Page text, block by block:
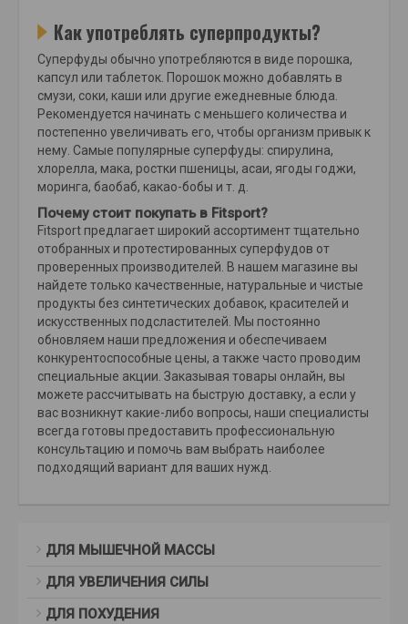
Как употреблять суперпродукты?
Суперфуды обычно употребляются в виде порошка,
капсул или таблеток. Порошок можно добавлять в
смузи, соки, каши или другие ежедневные блюда.
Рекомендуется начинать с меньшего количества и
постепенно увеличивать его, чтобы организм привык к
нему. Самые популярные суперфуды: спирулина,
хлорелла, мака, ростки пшеницы, асаи, ягоды годжи,
моринга, баобаб, какао-бобы и т. д.
Почему стоит покупать в Fitsport?
Fitsport предлагает широкий ассортимент тщательно
отобранных и протестированных суперфудов от
проверенных производителей. В нашем магазине вы
найдете только качественные, натуральные и чистые
продукты без синтетических добавок, красителей и
искусственных подсластителей. Мы постоянно
обновляем наши предложения и обеспечиваем
конкурентоспособные цены, а также часто проводим
специальные акции. Заказывая товары онлайн, вы
можете рассчитывать на быструю доставку, а если у
вас возникнут какие-либо вопросы, наши специалисты
всегда готовы предоставить профессиональную
консультацию и помочь вам выбрать наиболее
подходящий вариант для ваших нужд.
ДЛЯ МЫШЕЧНОЙ МАССЫ
ДЛЯ УВЕЛИЧЕНИЯ СИЛЫ
ДЛЯ ПОХУДЕНИЯ